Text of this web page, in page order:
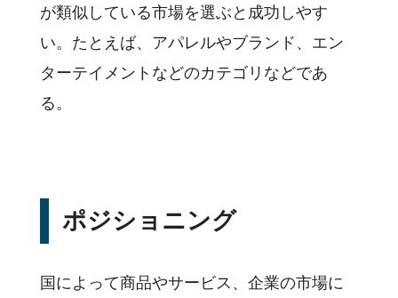
が類似している市場を選ぶと成功しやす
い。たとえば、アパレルやブランド、エン
ターテイメントなどのカテゴリなどであ
る。
ポジショニング
国によって商品やサービス、企業の市場に